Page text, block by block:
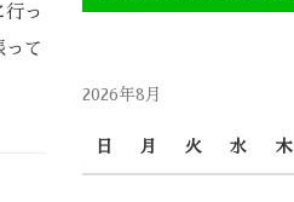
行っ
って
2026年8月
日 月 火 水 木